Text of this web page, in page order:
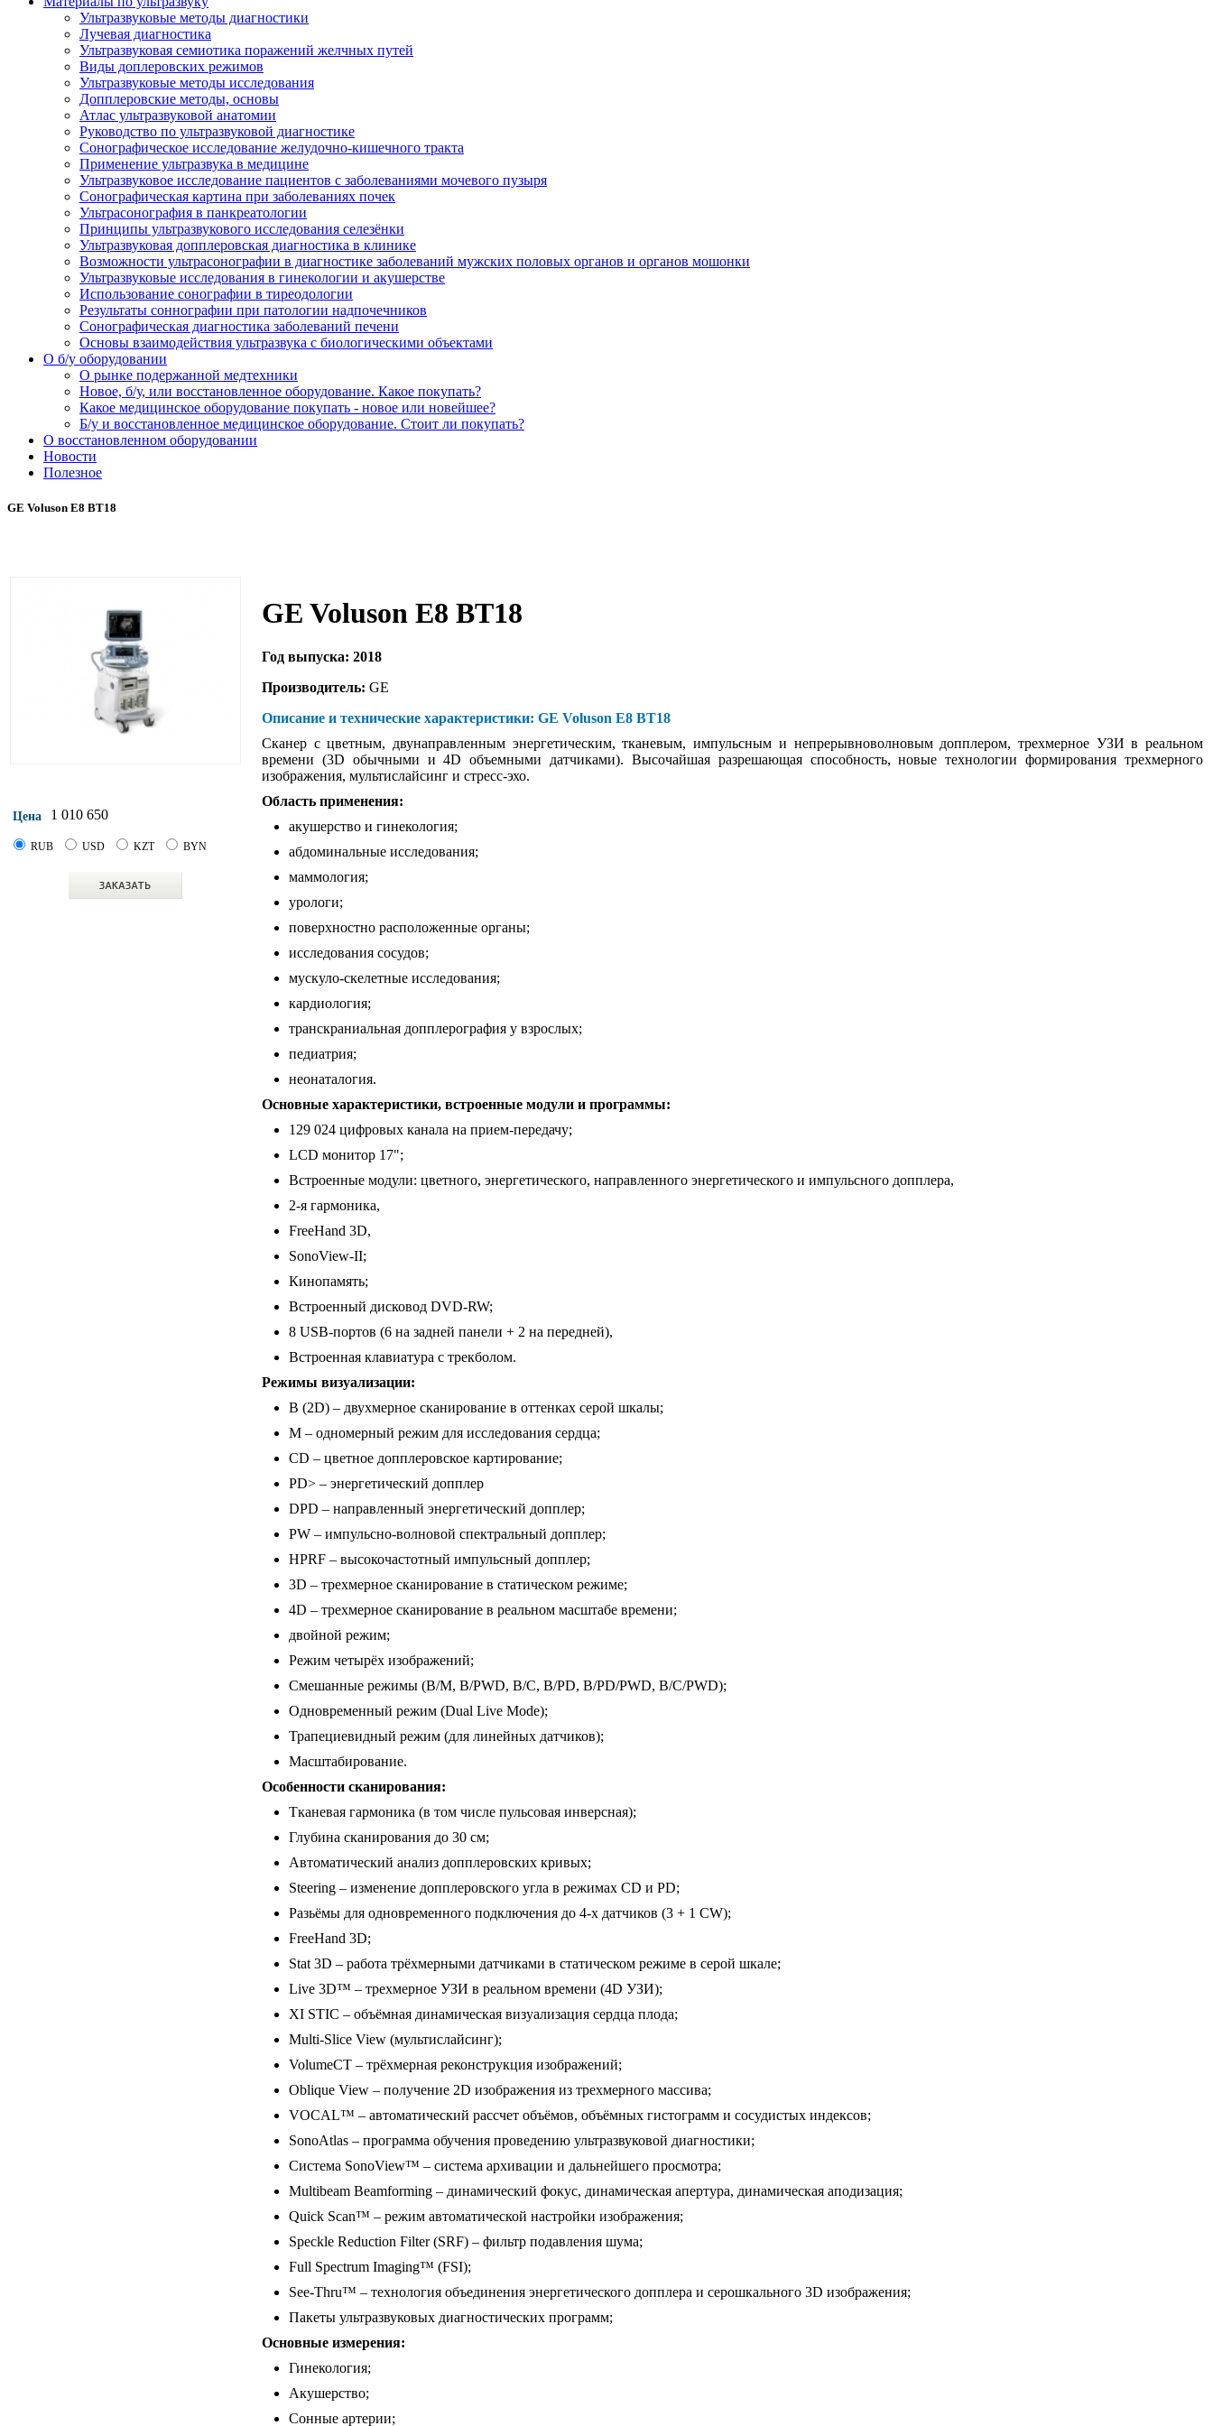
Ультразвуковые методы диагностики
Лучевая диагностика
Ультразвуковая семиотика поражений желчных путей
Виды доплеровских режимов
Ультразвуковые методы исследования
Допплеровские методы, основы
Атлас ультразвуковой анатомии
Руководство по ультразвуковой диагностике
Сонографическое исследование желудочно-кишечного тракта
Применение ультразвука в медицине
Ультразвуковое исследование пациентов с заболеваниями мочевого пузыря
Сонографическая картина при заболеваниях почек
Ультрасонография в панкреатологии
Принципы ультразвукового исследования селезёнки
Ультразвуковая допплеровская диагностика в клинике
Возможности ультрасонографии в диагностике заболеваний мужских половых органов и органов мошонки
Ультразвуковые исследования в гинекологии и акушерстве
Использование сонографии в тиреодологии
Результаты соннографии при патологии надпочечников
Сонографическая диагностика заболеваний печени
Основы взаимодействия ультразвука с биологическими объектами
O б/у оборудовании
О рынке подержанной медтехники
Новое, б/у, или восстановленное оборудование. Какое покупать?
Какое медицинское оборудование покупать - новое или новейшее?
Б/у и восстановленное медицинское оборудование. Стоит ли покупать?
О восстановленном оборудовании
Новости
Полезное
GE Voluson E8 BT18
Цена 1 010 650
RUB USD KZT BYN
GE Voluson E8 BT18
Год выпуска: 2018
Производитель: GE
Описание и технические характеристики: GE Voluson E8 BT18
Сканер с цветным, двунаправленным энергетическим, тканевым, импульсным и непрерывноволновым допплером, трехмерное УЗИ в реальном
времени (3D обычными и 4D объемными датчиками). Высочайшая разрешающая способность, новые технологии формирования трехмерного
изображения, мультислайсинг и стресс-эхо.
Область применения:
акушерство и гинекология;
абдоминальные исследования;
маммология;
урологи;
поверхностно расположенные органы;
исследования сосудов;
мускуло-скелетные исследования;
кардиология;
транскраниальная допплерография у взрослых;
педиатрия;
неонаталогия.
Основные характеристики, встроенные модули и программы:
129 024 цифровых канала на прием-передачу;
LCD монитор 17";
Встроенные модули: цветного, энергетического, направленного энергетического и импульсного допплера,
2-я гармоника,
FreeHand 3D,
SonoView-II;
Кинопамять;
Встроенный дисковод DVD-RW;
8 USB-портов (6 на задней панели + 2 на передней),
Встроенная клавиатура с трекболом.
Режимы визуализации:
B (2D) – двухмерное сканирование в оттенках серой шкалы;
M – одномерный режим для исследования сердца;
CD – цветное допплеровское картирование;
PD> – энергетический допплер
DPD – направленный энергетический допплер;
PW – импульсно-волновой спектральный допплер;
HPRF – высокочастотный импульсный допплер;
3D – трехмерное сканирование в статическом режиме;
4D – трехмерное сканирование в реальном масштабе времени;
двойной режим;
Режим четырёх изображений;
Смешанные режимы (B/M, B/PWD, B/C, B/PD, B/PD/PWD, B/C/PWD);
Одновременный режим (Dual Live Mode);
Трапециевидный режим (для линейных датчиков);
Масштабирование.
Особенности сканирования:
Тканевая гармоника (в том числе пульсовая инверсная);
Глубина сканирования до 30 см;
Автоматический анализ допплеровских кривых;
Steering – изменение допплеровского угла в режимах CD и PD;
Разьёмы для одновременного подключения до 4-х датчиков (3 + 1 CW);
FreeHand 3D;
Stat 3D – работа трёхмерными датчиками в статическом режиме в серой шкале;
Live 3D™ – трехмерное УЗИ в реальном времени (4D УЗИ);
XI STIC – объёмная динамическая визуализация сердца плода;
Multi-Slice View (мультислайсинг);
VolumeCT – трёхмерная реконструкция изображений;
Oblique View – получение 2D изображения из трехмерного массива;
VOCAL™ – автоматический рассчет объёмов, объёмных гистограмм и сосудистых индексов;
SonoAtlas – программа обучения проведению ультразвуковой диагностики;
Система SonoView™ – система архивации и дальнейшего просмотра;
Multibeam Beamforming – динамический фокус, динамическая апертура, динамическая аподизация;
Quick Scan™ – режим автоматической настройки изображения;
Speckle Reduction Filter (SRF) – фильтр подавления шума;
Full Spectrum Imaging™ (FSI);
See-Thru™ – технология объединения энергетического допплера и серошкального 3D изображения;
Пакеты ультразвуковых диагностических программ;
Основные измерения:
Гинекология;
Акушерство;
Сонные артерии;